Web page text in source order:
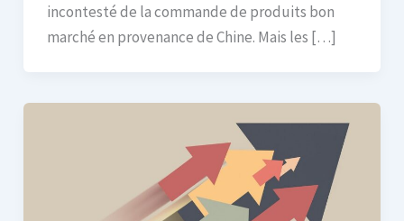
incontesté de la commande de produits bon
marché en provenance de Chine. Mais les […]